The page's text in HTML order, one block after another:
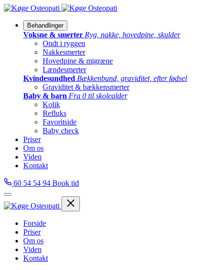
Behandlinger
Voksne & smerter Ryg, nakke, hovedpine, skulder
Ondt i ryggen
Nakkesmerter
Hovedpine & migræne
Lændesmerter
Kvindesundhed Bækkenbund, graviditet, efter fødsel
Graviditet & bækkensmerter
Baby & barn Fra 0 til skolealder
Kolik
Refluks
Favoritside
Baby check
Priser
Om os
Viden
Kontakt
60 54 54 94 Book tid
Forside
Priser
Om os
Viden
Kontakt